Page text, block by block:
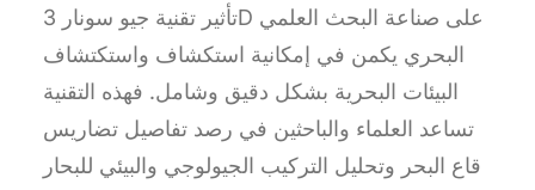
تأثير تقنية جيو سونار 3D على صناعة البحث العلمي
البحري يكمن في إمكانية استكشاف واستكتشاف
البيئات البحرية بشكل دقيق وشامل. فهذه التقنية
تساعد العلماء والباحثين في رصد تفاصيل تضاريس
قاع البحر وتحليل التركيب الجيولوجي والبيئي للبحار